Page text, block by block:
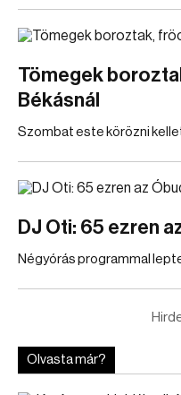
Tömegek
Békásnál
Szombat este körözni
DJ Oti: 65 ezren
Négyórás programmal
Olvasta már?